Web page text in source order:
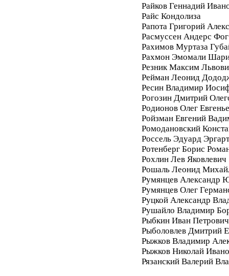
Райков Геннадий
Райс Кондолиза
Рапота Григорий
Расмуссен Андерс Фог
Рахимов Муртаза
Рахмон Эмомали
Резник Максим
Рейман Леонид
Ресин Владимир
Рогозин Дмитрий
Родионов Олег
Ройзман Евгений
Ромодановский
Россель Эдуард
Ротенберг Борис
Рохлин Лев Яковлевич
Рошаль Леонид
Румянцев Александр
Румянцев Олег
Руцкой Александр
Рушайло Владимир
Рыбкин Иван Петрович
Рыболовлев Дмитрий
Рыжков Владимир
Рыжков Николай
Рязанский Валерий